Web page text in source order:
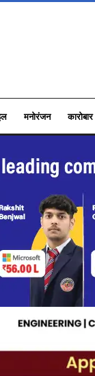
मनोरंजन कारोबार